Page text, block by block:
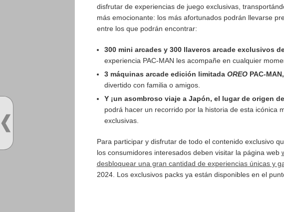
disfrutar de experiencias de juego exclusivas,
más emocionante: los más afortunados podrán llevarse
entre los que podrán encontrar:
300 mini arcades y 300 llaveros arcade exclusivos
experiencia PAC-MAN les acompañe en cualquier
3 máquinas arcade edición limitada OREO PAC-MAN,
divertido con familia o amigos.
Y ¡un asombroso viaje a Japón, el lugar de origen
podrá hacer un recorrido por la historia de esta icónica
exclusivas.
Para participar y disfrutar de todo el contenido exclusivo
los consumidores interesados deben visitar la página web
desbloquear una gran cantidad de experiencias únicas y
2024. Los exclusivos packs ya están disponibles en el